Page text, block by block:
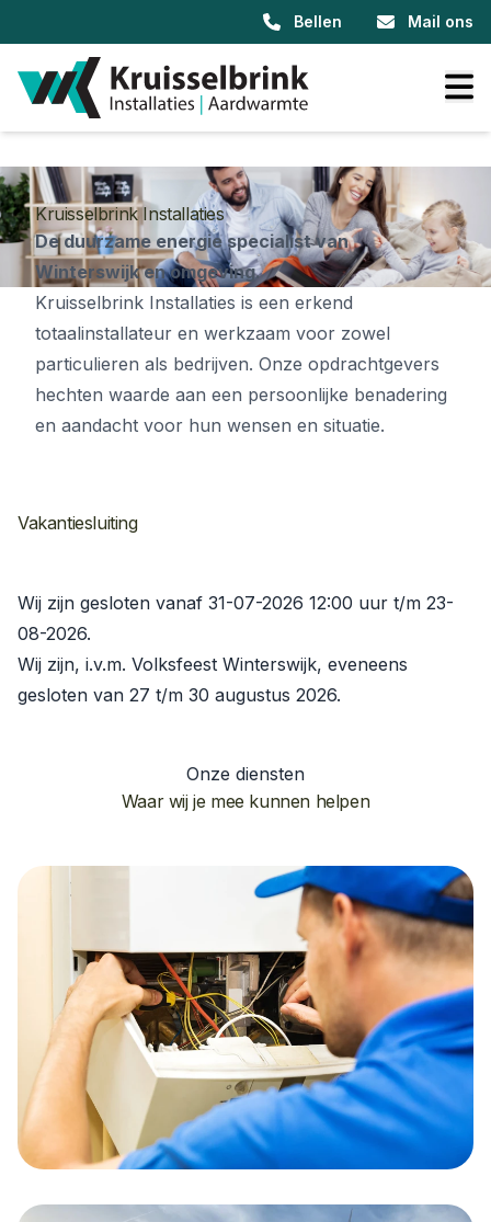
Bellen Mail ons
Kruisselbrink Installaties
De duurzame energie specialist van
Winterswijk en omgeving.
Kruisselbrink Installaties is een erkend
totaalinstallateur en werkzaam voor zowel
particulieren als bedrijven. Onze opdrachtgevers
hechten waarde aan een persoonlijke benadering
en aandacht voor hun wensen en situatie.
Vakantiesluiting
Wij zijn gesloten vanaf 31-07-2026 12:00 uur t/m 23-
08-2026.
Wij zijn, i.v.m. Volksfeest Winterswijk, eveneens
gesloten van 27 t/m 30 augustus 2026.
Onze diensten
Waar wij je mee kunnen helpen
Installatie